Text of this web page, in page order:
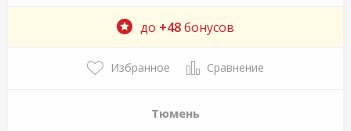
до +48бонусов
Избранное Сравнение
Тюмень